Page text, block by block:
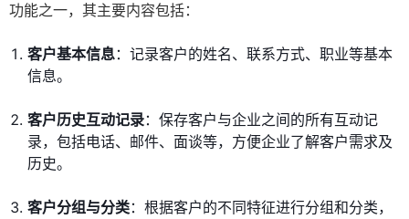
功能之一，其主要内容包括：
客户基本信息：记录客户的姓名、联系方式、职业等基本
信息。
客户历史互动记录：保存客户与企业之间的所有互动记
录，包括电话、邮件、面谈等，方便企业了解客户需求及
历史。
客户分组与分类：根据客户的不同特征进行分组和分类，